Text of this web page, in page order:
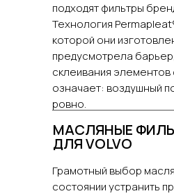
подходят фильтры
Технология
которой они
предусмотрела
склеивания элементов
означает: воздушный
ровно.
МАСЛЯНЫЕ
ДЛЯ VOLVO
Грамотный выбор
состоянии устранить